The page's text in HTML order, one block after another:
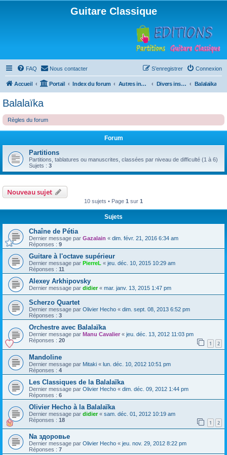
Guitare Classique
FAQ Nous contacter Connexion
S’enregistrer
Accueil Portail Index du forum Autres instruments à cordes pincées, ou styles Divers instruments Balalaïka
Balalaïka
Règles du forum
Forum
Partitions
Partitions, tablatures ou manuscrites, classées par niveau de difficulté (1 à 6)
Sujets : 3
Nouveau sujet
10 sujets • Page 1 sur 1
Sujets
Chaîne de Pétia
Dernier message par Gazalain « dim. févr. 21, 2016 6:34 am
Réponses : 9
Guitare à l'octave supérieur
Dernier message par PierreL « jeu. déc. 10, 2015 10:29 am
Réponses : 11
Alexey Arkhipovsky
Dernier message par didier« mar. janv. 13, 2015 1:47 pm
Scherzo Quartet
Dernier message par Olivier Hecho « dim. sept. 08, 2013 6:52 pm
Réponses : 3
Orchestre avec Balalaïka
Dernier message par Manu Cavalier « jeu. déc. 13, 2012 11:03 pm
Réponses : 20 1 2
Mandoline
Dernier message par Mitaki « lun. déc. 10, 2012 10:51 pm
Réponses : 4
Les Classiques de la Balalaïka
Dernier message par Olivier Hecho « dim. déc. 09, 2012 1:44 pm
Réponses : 6
Olivier Hecho à la Balalaïka
Dernier message par didier« sam. déc. 01, 2012 10:19 am
Réponses : 18 1 2
Na здоровье
Dernier message par Olivier Hecho « jeu. nov. 29, 2012 8:22 pm
Réponses : 7